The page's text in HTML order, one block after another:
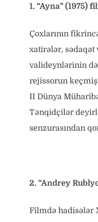
1. “Ayna” (1975)
Çoxlarının
xatirələr, sədaqət
valideynlərinin
rejissorun keçmiş
II Dünya
Tənqidçilər
senzurasından
2. “Andrey
Filmdə hadisələr